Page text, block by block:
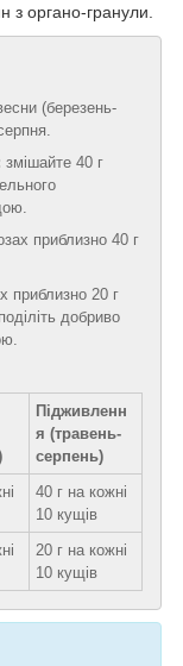
з органо-гранули.
(березень-
змішайте 40 г
приблизно 40 г
приблизно 20 г
добриво
Підживленн
я (травень-
серпень)
40 г на кожні
10 кущів
20 г на кожні
10 кущів